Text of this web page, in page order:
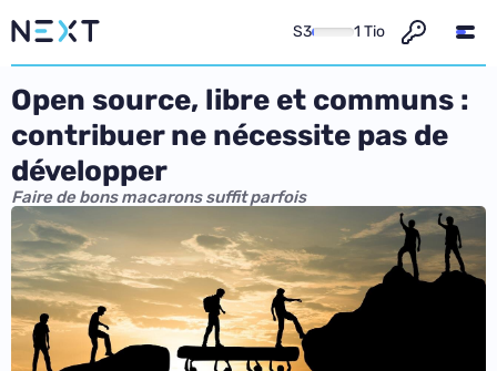
S3 1 Tio
Open source, libre et communs :
contribuer ne nécessite pas de
développer
Faire de bons macarons suffit parfois